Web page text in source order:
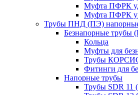
Муфта ПФРК
Муфта ПФРК
Трубы ПНД (ПЭ)
Безнапорные трубы
Кольца
Муфты для
Трубы КОРСИС
Фитинги для
Напорные трубы
Трубы SDR 11